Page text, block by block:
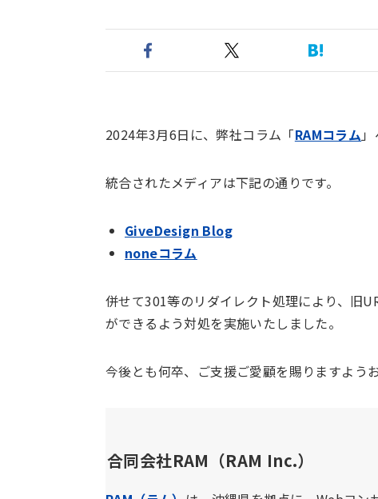
2024年3月6日に、弊社コラム「RAMコラム
統合されたメディアは下記の通りです。
GiveDesign Blog
noneコラム
併せて301等のリダイレクト処理により、旧
ができるよう対処を実施いたしました。
今後とも何卒、ご支援ご愛顧を賜りますよう
合同会社RAM（RAM Inc.）